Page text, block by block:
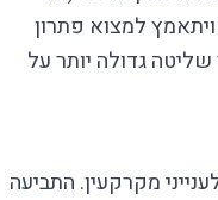
למצוא פתרון
גדולה יותר על
מקרקעין. התביעה